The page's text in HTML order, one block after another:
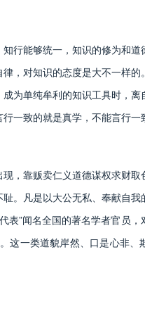
行能够统一，知识的修为和道
，对知识的态度是大不一样的
为单纯牟利的知识工具时，离
一致的就是真学，不能言行一
，靠贩卖仁义道德谋权求财取
。凡是以大公无私、奉献自我
表”闻名全国的著名学者官员，
这一类道貌岸然、口是心非、